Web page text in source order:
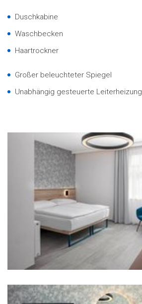
Duschkabine
Waschbecken
Haartrockner
Großer beleuchteter Spiegel
Unabhängig gesteuerte Leiterheizung